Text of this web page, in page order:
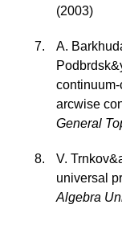
(2003)
A.
arcwise
General
V.
universal
Algebra